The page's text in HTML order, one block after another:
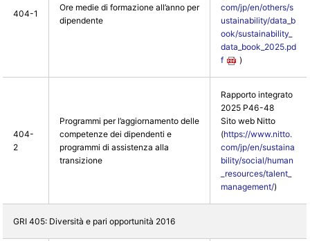
404-1
Ore medie di formazione all’anno per
dipendente
com/jp/en/others/s
ustainability/data_b
ook/sustainability_
data_book_2025.pd
f
)
404-
2
Programmi per l’aggiornamento delle
competenze dei dipendenti e
programmi di assistenza alla
transizione
Rapporto integrato
2025 P46-48
Sito web Nitto
(https://www.nitto.
com/jp/en/sustaina
bility/social/human
_resources/talent_
management/)
GRI 405: Diversità e pari opportunità 2016